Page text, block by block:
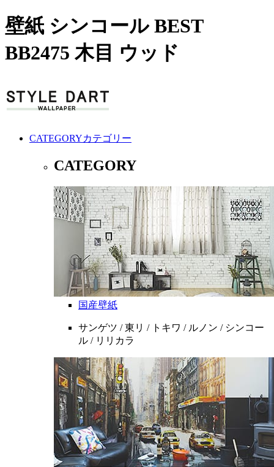
壁紙 シンコール BEST
BB2475 木目 ウッド
CATEGORYカテゴリー
CATEGORY
国産壁紙
サンゲツ / 東リ / トキワ / ルノン / シンコー
ル / リリカラ